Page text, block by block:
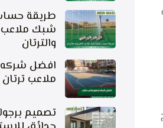
طريقة
شبك ملاعب
والترتان
افضل
ملاعب ترتان
تصميم